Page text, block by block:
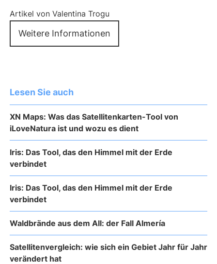
Artikel von Valentina Trogu
Weitere Informationen
Lesen Sie auch
XN Maps: Was das Satellitenkarten-Tool von
iLoveNatura ist und wozu es dient
Iris: Das Tool, das den Himmel mit der Erde
verbindet
Iris: Das Tool, das den Himmel mit der Erde
verbindet
Waldbrände aus dem All: der Fall Almería
Satellitenvergleich: wie sich ein Gebiet Jahr für Jahr
verändert hat